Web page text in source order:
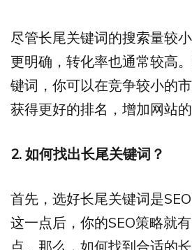
尽管长尾关键词的搜索量较
更明确，转化率也通常较高
键词，你可以在竞争较小的
获得更好的排名，增加网站的
2. 如何找出长尾关键词？
首先，选好长尾关键词是
这一点后，你的SEO策略就
点。那么，如何找到合适的